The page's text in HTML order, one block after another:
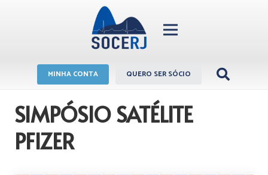
MINHA CONTA QUERO SER SÓCIO
SIMPÓSIO SATÉLITE
PFIZER